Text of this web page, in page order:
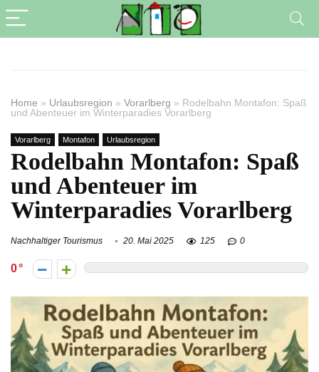
Home » Urlaubsregion » Vorarlberg » Rodelbahn Montafon: Spaß
und Abenteuer im Winterparadies Vorarlberg
Vorarlberg Montafon Urlaubsregion
Rodelbahn Montafon: Spaß
und Abenteuer im
Winterparadies Vorarlberg
Nachhaltiger Tourismus 20. Mai 2025 125 0
0